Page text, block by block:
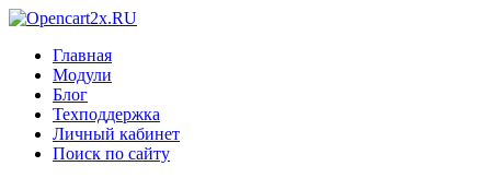
Главная
Модули
Блог
Техподдержка
Личный кабинет
Поиск по сайту